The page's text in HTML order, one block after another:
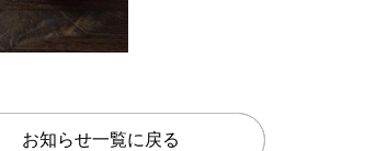
お知らせ一覧に戻る